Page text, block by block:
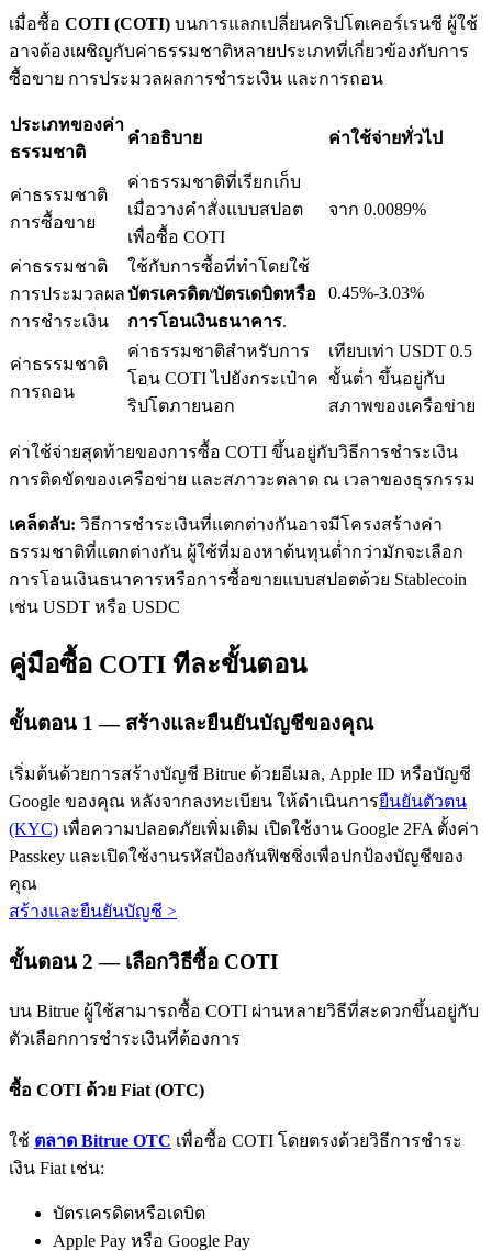
บริการยืมเงินที่ได้รับการสนับสนุนจาก Crypto
ลงทุนอัตโนมัติ
คว้าผลกำไรระยะยาวและผลประโยชน์ที่ยืดหยุ่น
เรียนรู้ Staking
เรียนรู้เกี่ยวกับการสร้างรายได้แบบพาสซีฟ
พันธมิตร Bitrue
มากถึง 65% คอมมิชชั่น!
เมื่อซื้อ COTI (COTI) บนการแลกเปลี่ยนคริปโตเคอร์เรนซี ผู้ใช้
อาจต้องเผชิญกับค่าธรรมชาติหลายประเภทที่เกี่ยวข้องกับการ
ซื้อขาย การประมวลผลการชำระเงิน และการถอน
ประเภทของค่า
ธรรมชาติ
คำอธิบาย ค่าใช้จ่ายทั่วไป
ค่าธรรมชาติ
การซื้อขาย
ค่าธรรมชาติที่เรียกเก็บ
เมื่อวางคำสั่งแบบสปอต
เพื่อซื้อ COTI
จาก 0.0089%
ค่าธรรมชาติ
การประมวลผล
การชำระเงิน
ใช้กับการซื้อที่ทำโดยใช้
บัตรเครดิต/บัตรเดบิตหรือ
การโอนเงินธนาคาร.
0.45%-3.03%
ค่าธรรมชาติ
การถอน
ค่าธรรมชาติสำหรับการ
โอน COTI ไปยังกระเป๋าค
ริปโตภายนอก
เทียบเท่า USDT 0.5
ขั้นต่ำ ขึ้นอยู่กับ
สภาพของเครือข่าย
ค่าใช้จ่ายสุดท้ายของการซื้อ COTI ขึ้นอยู่กับวิธีการชำระเงิน
การติดขัดของเครือข่าย และสภาวะตลาด ณ เวลาของธุรกรรม
เคล็ดลับ: วิธีการชำระเงินที่แตกต่างกันอาจมีโครงสร้างค่า
ธรรมชาติที่แตกต่างกัน ผู้ใช้ที่มองหาต้นทุนต่ำกว่ามักจะเลือก
การโอนเงินธนาคารหรือการซื้อขายแบบสปอตด้วย Stablecoin
เช่น USDT หรือ USDC
คู่มือซื้อ COTI ทีละขั้นตอน
ขั้นตอน 1 — สร้างและยืนยันบัญชีของคุณ
เริ่มต้นด้วยการสร้างบัญชี Bitrue ด้วยอีเมล, Apple ID หรือบัญชี
Google ของคุณ หลังจากลงทะเบียน ให้ดำเนินการยืนยันตัวตน
(KYC) เพื่อความปลอดภัยเพิ่มเติม เปิดใช้งาน Google 2FA ตั้งค่า
Passkey และเปิดใช้งานรหัสป้องกันฟิชชิ่งเพื่อปกป้องบัญชีของ
คุณ
สร้างและยืนยันบัญชี >
ขั้นตอน 2 — เลือกวิธีซื้อ COTI
บน Bitrue ผู้ใช้สามารถซื้อ COTI ผ่านหลายวิธีที่สะดวกขึ้นอยู่กับ
ตัวเลือกการชำระเงินที่ต้องการ
ซื้อ COTI ด้วย Fiat (OTC)
ใช้ ตลาด Bitrue OTC เพื่อซื้อ COTI โดยตรงด้วยวิธีการชำระ
เงิน Fiat เช่น:
บัตรเครดิตหรือเดบิต
Apple Pay หรือ Google Pay